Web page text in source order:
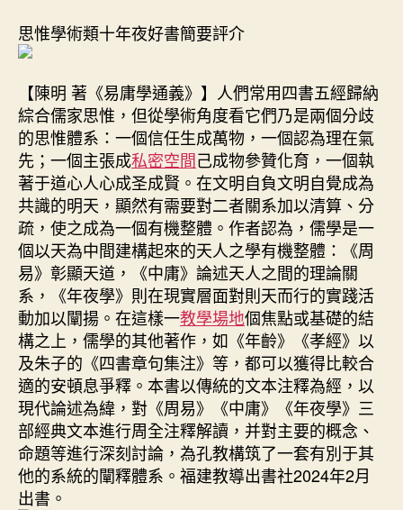
思惟學術類十年夜好書簡要評介
【陳明 著《易庸學通義》】人們常用四書五經歸納
綜合儒家思惟，但從學術角度看它們乃是兩個分歧
的思惟體系：一個信任生成萬物，一個認為理在氣
先；一個主張成私密空間己成物參贊化育，一個執
著于道心人心成圣成賢。在文明自負文明自覺成為
共識的明天，顯然有需要對二者關系加以清算、分
疏，使之成為一個有機整體。作者認為，儒學是一
個以天為中間建構起來的天人之學有機整體：《周
易》彰顯天道，《中庸》論述天人之間的理論關
系，《年夜學》則在現實層面對則天而行的實踐活
動加以闡揚。在這樣一教學場地個焦點或基礎的結
構之上，儒學的其他著作，如《年齡》《孝經》以
及朱子的《四書章句集注》等，都可以獲得比較合
適的安頓息爭釋。本書以傳統的文本注釋為經，以
現代論述為緯，對《周易》《中庸》《年夜學》三
部經典文本進行周全注釋解讀，并對主要的概念、
命題等進行深刻討論，為孔教構筑了一套有別于其
他的系統的闡釋體系。福建教導出書社2024年2月
出書。